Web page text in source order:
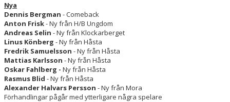
IBIS INLOGGNING
HALLBOKNING
SPONSORER
LIVESÄNDNINGAR / HIGHLIGHTS
Nya
Dennis Bergman - Comeback
Anton Frisk- Ny från H/B Ungdom
Andreas Selin - Ny från Klockarberget
Linus Könberg - Ny från Håsta
Fredrik Samuelsson - Ny från Håsta
Mattias Karlsson - Ny från Håsta
Oskar Fahlberg - Ny från Håsta
Rasmus Blid - Ny från Håsta
Alexander Halvars Persson - Ny från Mora
Förhandlingar pågår med ytterligare några spelare